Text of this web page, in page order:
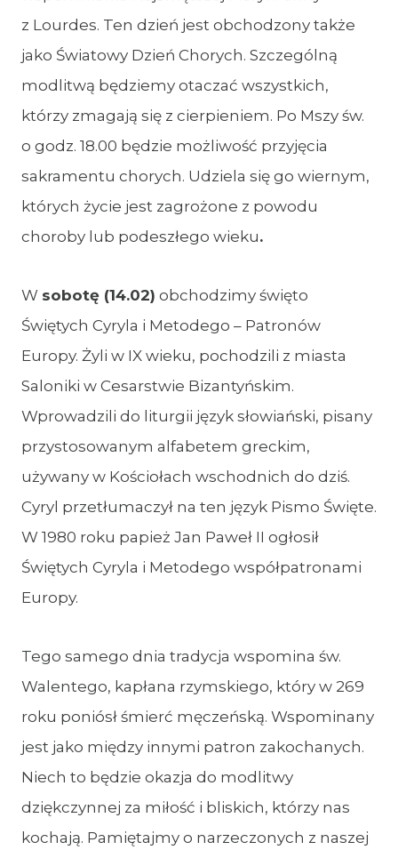
z Lourdes. Ten dzień jest obchodzony także
jako Światowy Dzień Chorych. Szczególną
modlitwą będziemy otaczać wszystkich,
którzy zmagają się z cierpieniem. Po Mszy św.
o godz. 18.00 będzie możliwość przyjęcia
sakramentu chorych. Udziela się go wiernym,
których życie jest zagrożone z powodu
choroby lub podeszłego wieku.
W sobotę (14.02) obchodzimy święto
Świętych Cyryla i Metodego – Patronów
Europy. Żyli w IX wieku, pochodzili z miasta
Saloniki w Cesarstwie Bizantyńskim.
Wprowadzili do liturgii język słowiański, pisany
przystosowanym alfabetem greckim,
używany w Kościołach wschodnich do dziś.
Cyryl przetłumaczył na ten język Pismo Święte.
W 1980 roku papież Jan Paweł II ogłosił
Świętych Cyryla i Metodego współpatronami
Europy.
Tego samego dnia tradycja wspomina św.
Walentego, kapłana rzymskiego, który w 269
roku poniósł śmierć męczeńską. Wspominany
jest jako między innymi patron zakochanych.
Niech to będzie okazja do modlitwy
dziękczynnej za miłość i bliskich, którzy nas
kochają. Pamiętajmy o narzeczonych z naszej